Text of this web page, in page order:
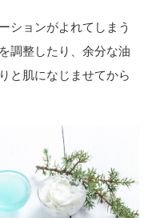
ションがよれてしまう
調整したり、余分な油
と肌になじませてから